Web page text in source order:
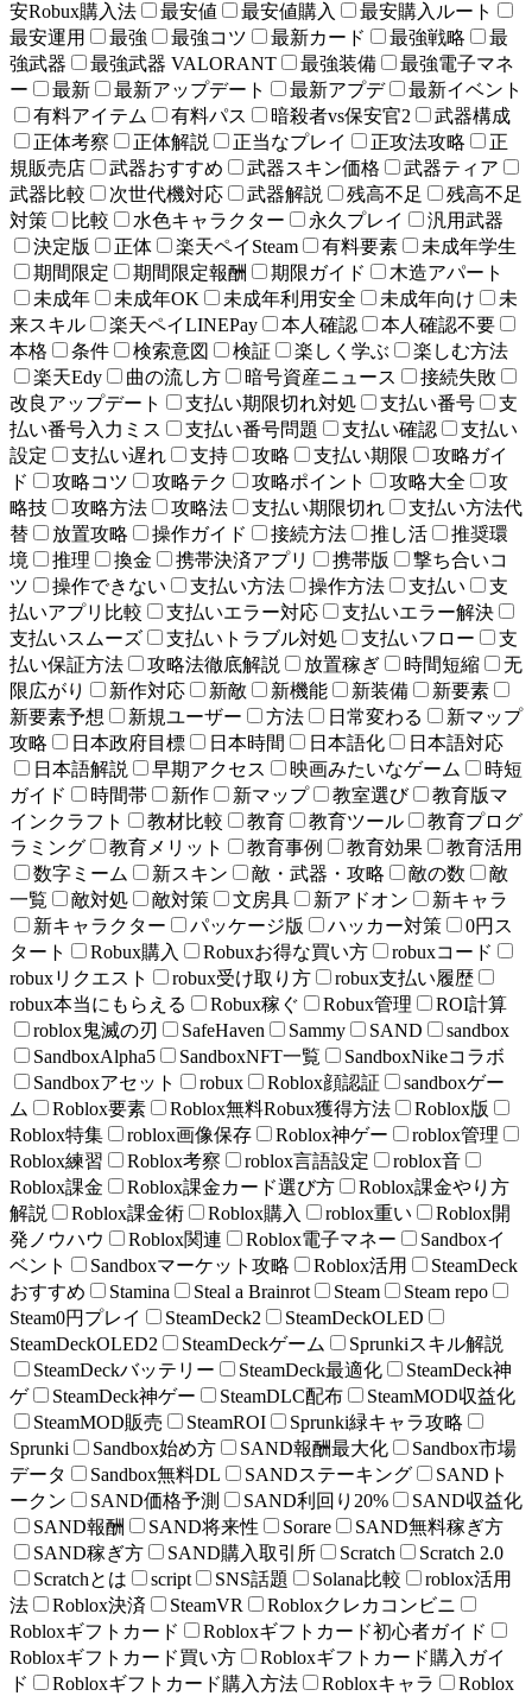
安Robux購入法
最安値 最安値購入
最安購入ルート
最安運用
最強 最強コツ 最新カード 最強戦略
最
強武器
最強武器 VALORANT 最強装備
最強電子マネ
ー
最新 最新アップデート 最新アプデ
最新イベント
有料アイテム
有料パス 暗殺者vs保安官2
武器構成
正体考察
正体解説 正当なプレイ 正攻法攻略
正
規販売店
武器おすすめ 武器スキン価格
武器ティア
武器比較
次世代機対応 武器解説 残高不足
残高不足
対策
比較 水色キャラクター 永久プレイ
汎用武器
決定版
正体 楽天ペイSteam 有料要素
未成年学生
期間限定
期間限定報酬 期限ガイド
木造アパート
未成年
未成年OK 未成年利用安全 未成年向け
未
来スキル
楽天ペイLINEPay 本人確認
本人確認不要
本格
条件 検索意図 検証 楽しく学ぶ
楽しむ方法
楽天Edy
曲の流し方 暗号資産ニュース
接続失敗
改良アップデート
支払い期限切れ対処 支払い番号
支
払い番号入力ミス
支払い番号問題 支払い確認
支払い
設定
支払い遅れ 支持 攻略 支払い期限
攻略ガイ
ド
攻略コツ 攻略テク 攻略ポイント 攻略大全
攻
略技
攻略方法 攻略法 支払い期限切れ
支払い方法代
替
放置攻略 操作ガイド 接続方法 推し活
推奨環
境
推理 換金 携帯決済アプリ 携帯版
撃ち合いコ
ツ
操作できない 支払い方法 操作方法 支払い
支
払いアプリ比較
支払いエラー対応
支払いエラー解決
支払いスムーズ
支払いトラブル対処 支払いフロー
支
払い保証方法
攻略法徹底解説 放置稼ぎ 時間短縮
无
限広がり
新作対応 新敵 新機能 新装備
新要素
新要素予想
新規ユーザー 方法 日常変わる
新マップ
攻略
日本政府目標 日本時間 日本語化
日本語対応
日本語解説
早期アクセス 映画みたいなゲーム
時短
ガイド
時間帯 新作 新マップ 教室選び
教育版マ
インクラフト
教材比較 教育 教育ツール
教育プログ
ラミング
教育メリット 教育事例 教育効果
教育活用
数字ミーム
新スキン 敵・武器・攻略 敵の数
敵
一覧
敵対処 敵対策 文房具 新アドオン
新キャラ
新キャラクター
パッケージ版 ハッカー対策
0円ス
タート
Robux購入 Robuxお得な買い方
robuxコード
robuxリクエスト
robux受け取り方
robux支払い履歴
robux本当にもらえる
Robux稼ぐ Robux管理
ROI計算
roblox鬼滅の刃
SafeHaven Sammy SAND
sandbox
SandboxAlpha5
SandboxNFT一覧
SandboxNikeコラボ
Sandboxアセット
robux Roblox顔認証
sandboxゲー
ム
Roblox要素 Roblox無料Robux獲得方法
Roblox版
Roblox特集
roblox画像保存 Roblox神ゲー
roblox管理
Roblox練習
Roblox考察 roblox言語設定
roblox音
Roblox課金
Roblox課金カード選び方
Roblox課金やり方
解説
Roblox課金術 Roblox購入 roblox重い
Roblox開
発ノウハウ
Roblox関連 Roblox電子マネー
Sandboxイ
ベント
Sandboxマーケット攻略 Roblox活用
SteamDeck
おすすめ
Stamina Steal a Brainrot Steam
Steam repo
Steam0円プレイ
SteamDeck2
SteamDeckOLED
SteamDeckOLED2
SteamDeckゲーム
Sprunkiスキル解説
SteamDeckバッテリー
SteamDeck最適化
SteamDeck神
ゲ
SteamDeck神ゲー SteamDLC配布
SteamMOD収益化
SteamMOD販売
SteamROI
Sprunki緑キャラ攻略
Sprunki
Sandbox始め方 SAND報酬最大化
Sandbox市場
データ
Sandbox無料DL SANDステーキング
SANDト
ークン
SAND価格予測 SAND利回り20%
SAND収益化
SAND報酬
SAND将来性 Sorare
SAND無料稼ぎ方
SAND稼ぎ方
SAND購入取引所 Scratch
Scratch 2.0
Scratchとは
script SNS話題 Solana比較
roblox活用
法
Roblox決済 SteamVR
Robloxクレカコンビニ
Robloxギフトカード
Robloxギフトカード初心者ガイド
Robloxギフトカード買い方
Robloxギフトカード購入ガイ
ド
Robloxギフトカード購入方法 Robloxキャラ
Roblox